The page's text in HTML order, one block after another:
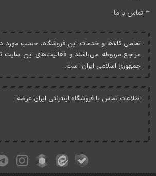
تماس با ما
تمامی کالاها و خدمات اين فروشگاه، حسب مورد
مراجع مربوطه می‌باشند و فعاليت‌های اين سايت
جمهوری اسلامی ايران است.
اطلاعات تماس با فروشگاه اینترنتی ایران عرضه: